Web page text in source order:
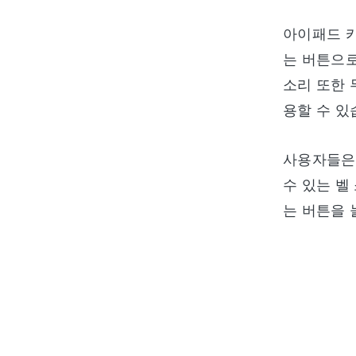
아이패드
는 버튼으
소리 또한
용할 수 있
사용자들
수 있는 벨
는 버튼을